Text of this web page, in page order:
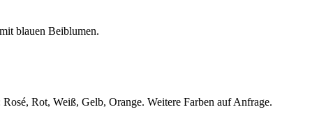
blauen Beiblumen.
Rot, Weiß, Gelb, Orange. Weitere Farben auf Anfrage.